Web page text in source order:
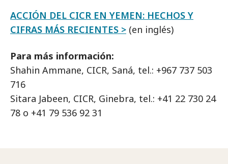
ACCIÓN DEL CICR EN YEMEN: HECHOS Y
CIFRAS MÁS RECIENTES > (en inglés)
Para más información:
Shahin Ammane, CICR, Saná, tel.: +967 737 503
716
Sitara Jabeen, CICR, Ginebra, tel.: +41 22 730 24
78 o +41 79 536 92 31